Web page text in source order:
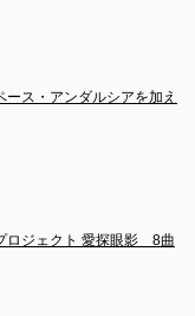
ース・アンダルシアを加え
ロジェクト 愛探眼影　8曲